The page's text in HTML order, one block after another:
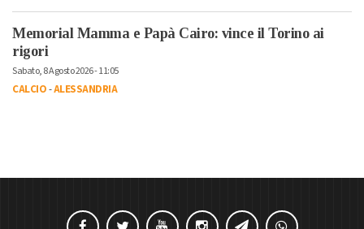
Memorial Mamma e Papà Cairo: vince il Torino ai
rigori
Sabato, 8 Agosto 2026 - 11:05
CALCIO-ALESSANDRIA